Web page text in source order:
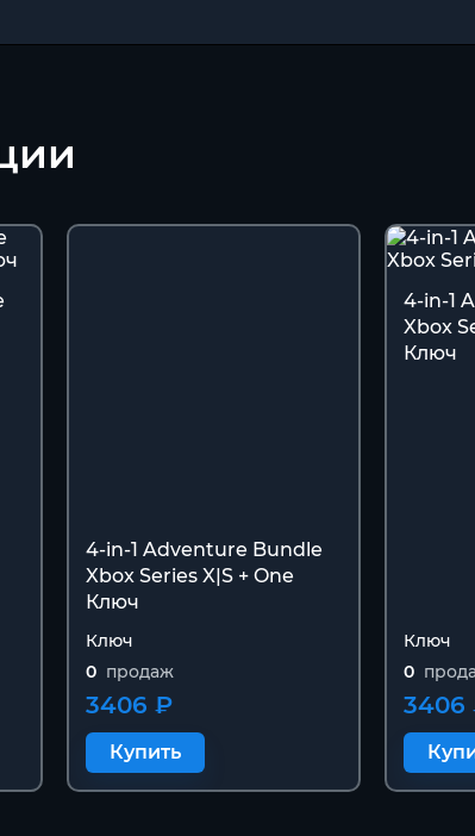
4-in-1 Adventure Bundle
Xbox Series X|S + One
Ключ
Ключ
0 продаж
3406 ₽
Купить
4-in-1
Xbox
Ключ
Ключ
0
3406